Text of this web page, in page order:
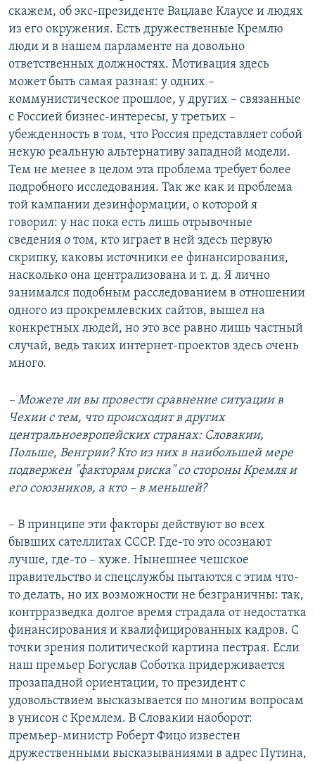
скажем, об экс-президенте Вацлаве Клаусе и людях
из его окружения. Есть дружественные Кремлю
люди и в нашем парламенте на довольно
ответственных должностях. Мотивация здесь
может быть самая разная: у одних –
коммунистическое прошлое, у других – связанные
с Россией бизнес-интересы, у третьих –
убежденность в том, что Россия представляет собой
некую реальную альтернативу западной модели.
Тем не менее в целом эта проблема требует более
подробного исследования. Так же как и проблема
той кампании дезинформации, о которой я
говорил: у нас пока есть лишь отрывочные
сведения о том, кто играет в ней здесь первую
скрипку, каковы источники ее финансирования,
насколько она централизована и т. д. Я лично
занимался подобным расследованием в отношении
одного из прокремлевских сайтов, вышел на
конкретных людей, но это все равно лишь частный
случай, ведь таких интернет-проектов здесь очень
много.
– Можете ли вы провести сравнение ситуации в
Чехии с тем, что происходит в других
центральноевропейских странах: Словакии,
Польше, Венгрии? Кто из них в наибольшей мере
подвержен "факторам риска" со стороны Кремля и
его союзников, а кто – в меньшей?
– В принципе эти факторы действуют во всех
бывших сателлитах СССР. Где-то это осознают
лучше, где-то – хуже. Нынешнее чешское
правительство и спецслужбы пытаются с этим что-
то делать, но их возможности не безграничны: так,
контрразведка долгое время страдала от недостатка
финансирования и квалифицированных кадров. С
точки зрения политической картина пестрая. Если
наш премьер Богуслав Соботка придерживается
прозападной ориентации, то президент с
удовольствием высказывается по многим вопросам
в унисон с Кремлем. В Словакии наоборот:
премьер-министр Роберт Фицо известен
дружественными высказываниями в адрес Путина,